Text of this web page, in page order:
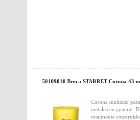
50109010 Broca STARRET Corona 43
Corona multiuso para
metales en general.
totalmente